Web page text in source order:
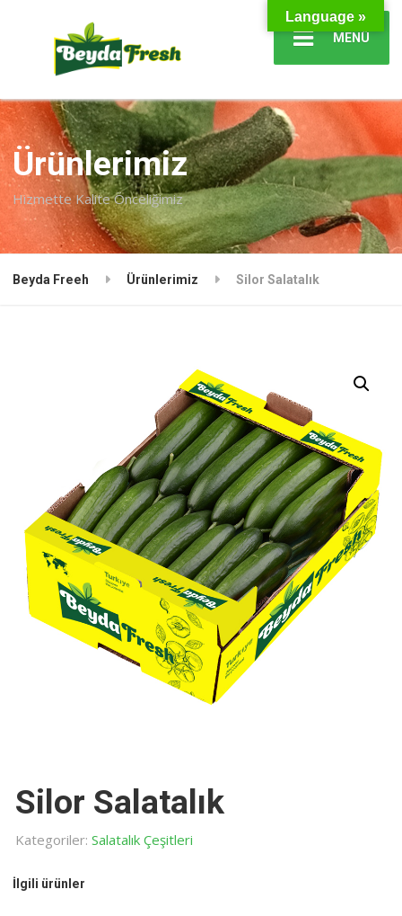
MENÜ
Ürünlerimiz
Hizmette Kalite Önceliğimiz
Beyda Freeh Ürünlerimiz Silor Salatalık
Silor Salatalık
Kategoriler: Salatalık Çeşitleri
İlgili ürünler
Language »